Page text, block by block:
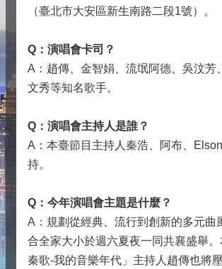
（臺北市大安區新生南路二段1號）。
Q ：演唱會卡司？
A：趙傳、金智娟、流氓阿德、吳汶芳
文秀等知名歌手。
Q ：演唱會主持人是誰？
A：本臺節目主持人秦浩、阿布、
持。
Q ：今年演唱會主題是什麼？
A：規劃從經典、流行到創新的多元曲
合全家大小於週六夏夜一同共襄盛舉
秦歌-我的音樂年代」主持人趙傳也將